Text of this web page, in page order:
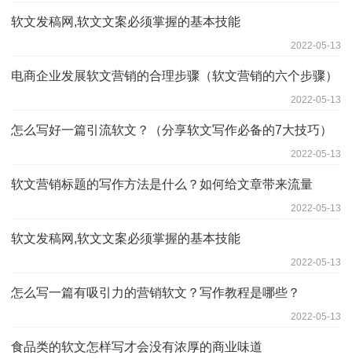
软文发稿网,软文文案必须掌握的基本技能
2022-05-13
电商企业发展软文营销的合理步骤（软文营销的六个步骤）
2022-05-13
怎么写好一篇引流软文？（分享软文写作必备的7大技巧）
2022-05-13
软文营销标题的写作方法是什么？如何给文章带来流量
2022-05-13
软文发稿网,软文文案必须掌握的基本技能
2022-05-13
怎么写一篇有吸引力的营销软文？写作教程是哪些？
2022-05-13
食品类的软文怎样写才会没有浓厚的商业味道